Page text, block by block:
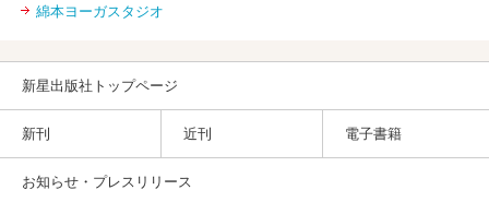
綿本ヨーガスタジオ
新星出版社トップページ
新刊 近刊 電子書籍
お知らせ・プレスリリース